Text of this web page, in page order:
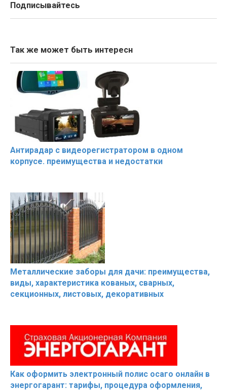
Подписывайтесь
Так же может быть интересн
Антирадар с видеорегистратором в одном
корпусе. преимущества и недостатки
Металлические заборы для дачи: преимущества,
виды, характеристика кованых, сварных,
секционных, листовых, декоративных
Как оформить электронный полис осаго онлайн в
энергогарант: тарифы, процедура оформления,